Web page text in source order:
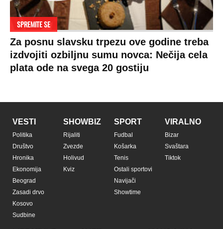
SPREMITE SE
Za posnu slavsku trpezu ove godine treba
izdvojiti ozbiljnu sumu novca: Nečija cela
plata ode na svega 20 gostiju
VESTI
Politika
Društvo
Hronika
Ekonomija
Beograd
Zasadi drvo
Kosovo
Sudbine
SHOWBIZ
Rijaliti
Zvezde
Holivud
Kviz
SPORT
Fudbal
Košarka
Tenis
Ostali sportovi
Navijači
Showtime
VIRALNO
Bizar
Svaštara
Tiktok